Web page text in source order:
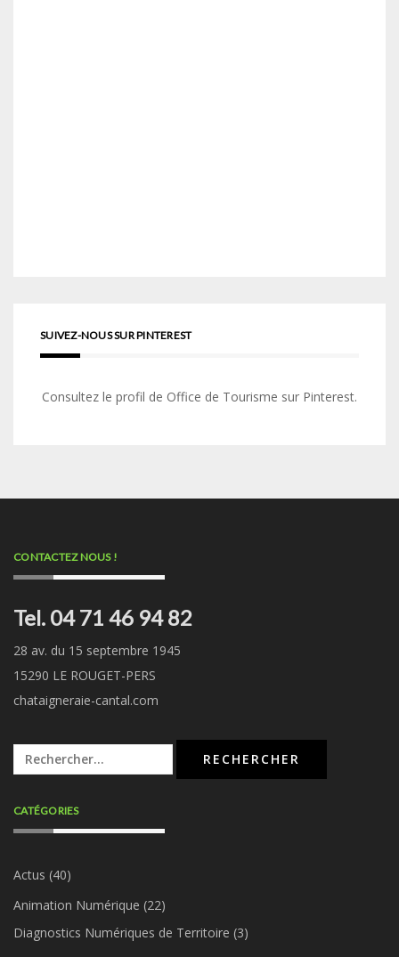
SUIVEZ-NOUS SUR PINTEREST
Consultez le profil de Office de Tourisme sur Pinterest.
CONTACTEZ NOUS !
Tel. 04 71 46 94 82
28 av. du 15 septembre 1945
15290 LE ROUGET-PERS
chataigneraie-cantal.com
Rechercher :
CATÉGORIES
Actus (40)
Animation Numérique (22)
Diagnostics Numériques de Territoire (3)